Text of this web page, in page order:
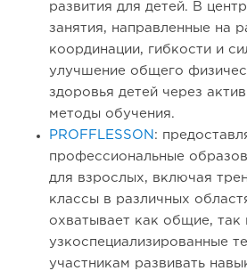
развития для детей. В
занятия, направленные на
координации, гибкости и
улучшение общего
здоровья детей через
методы обучения.
PROFFLESSON :
профессиональные
для взрослых, включая
классы в различных
охватывает как общие, так
узкоспециализированные
участникам развивать